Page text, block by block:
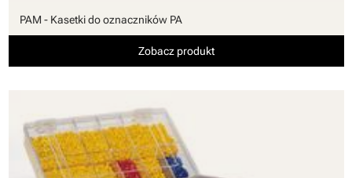
PAM - Kasetki do oznaczników PA
Zobacz produkt